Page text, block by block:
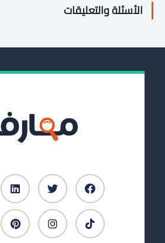
الأسئلة والتعليقات